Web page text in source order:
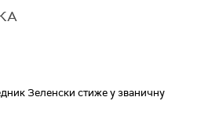
Зеленски стиже у званичну